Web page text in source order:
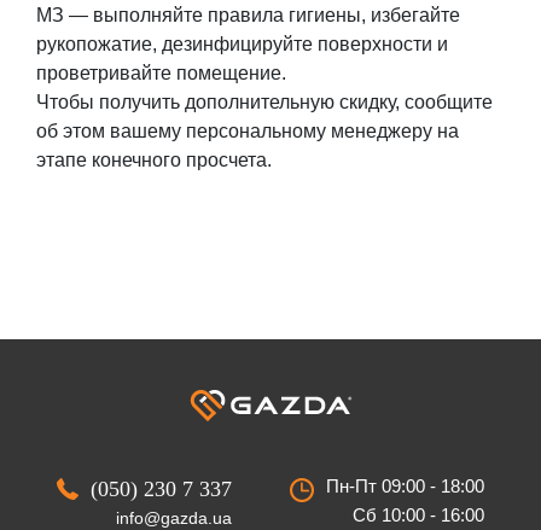
МЗ — выполняйте правила гигиены, избегайте
рукопожатие, дезинфицируйте поверхности и
проветривайте помещение.
Чтобы получить дополнительную скидку, сообщите
об этом вашему персональному менеджеру на
этапе конечного просчета.
(050) 230 7 337
info@gazda.ua
Пн-Пт 09:00 - 18:00
Сб 10:00 - 16:00